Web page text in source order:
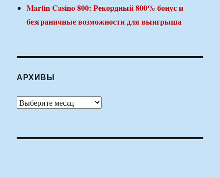
Martin Casino 800: Рекордный 800% бонус и
безграничные возможности для выигрыша
АРХИВЫ
Архивы